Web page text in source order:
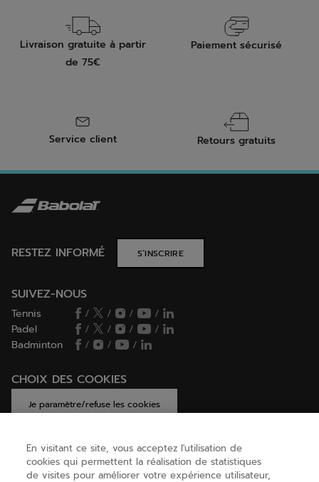
Livraison gratuite à partir
de 75€
Paiement sécurisé
Service client Retours gratuits
RESTEZ INFORMÉ S’INSCRIRE
SUIVEZ-NOUS
Tennis / / /
/
Padel
/ / /
/
Badminton
/ / /
CHOIX DES COOKIES
Je paramètre/refuse les cookies
AIDE
En visitant ce site, vous acceptez l'utilisation de
cookies qui permettent la réalisation de statistiques
de visites pour améliorer votre expérience utilisateur,